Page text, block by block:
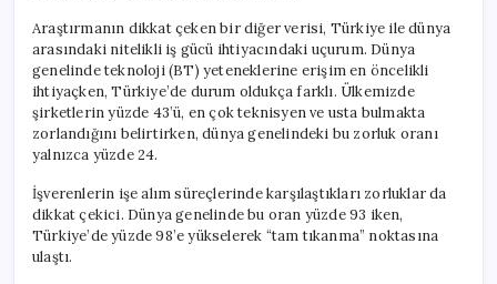
Araştırmanın dikkat çeken bir diğer verisi, Türkiye ile dünya
arasındaki nitelikli iş gücü ihtiyacındaki uçurum. Dünya
genelinde teknoloji (BT) yeteneklerine erişim en öncelikli
ihtiyaçken, Türkiye’de durum oldukça farklı. Ülkemizde
şirketlerin yüzde 43’ü, en çok teknisyen ve usta bulmakta
zorlandığını belirtirken, dünya genelindeki bu zorluk oranı
yalnızca yüzde 24.
İşverenlerin işe alım süreçlerinde karşılaştıkları zorluklar da
dikkat çekici. Dünya genelinde bu oran yüzde 93 iken,
Türkiye’de yüzde 98’e yükselerek “tam tıkanma” noktasına
ulaştı.